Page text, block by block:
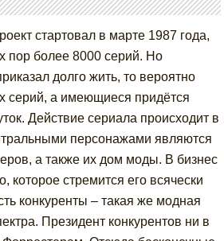
стартовал в марте 1987 года,
пор более 8000 серий. Но
долго жить, то вероятно
серий, а имеющиеся придётся
Действие сериала происходит в
персонажами являются
а также их дом моды. В бизнес
которое стремится его всячески
конкуренты – такая же модная
Президент конкурентов ни в